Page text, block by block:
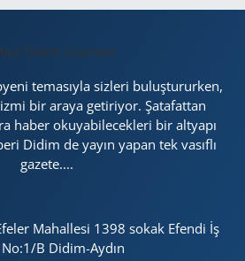
temasıyla sizleri buluştururken,
bir araya getiriyor. Şatafattan
haber okuyabilecekleri bir altyapı
Didim de yayın yapan tek vasıflı
gazete....
Mahallesi 1398 sokak Efendi İş
No:1/B Didim-Aydın